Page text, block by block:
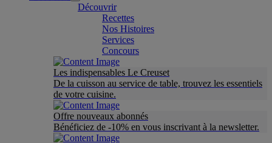
Découvrir
Recettes
Nos Histoires
Services
Concours
Les indispensables Le Creuset
De la cuisson au service de table, trouvez les essentiels
de votre cuisine.
Offre nouveaux abonnés
Bénéficiez de -10% en vous inscrivant à la newsletter.